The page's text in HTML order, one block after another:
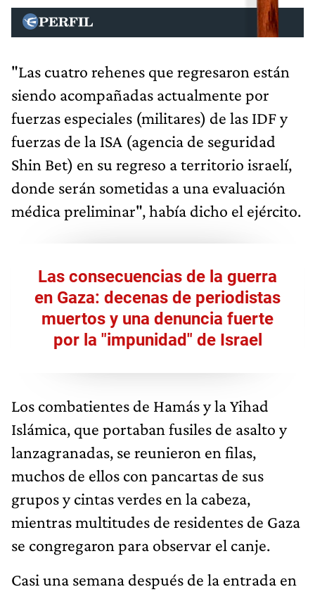
"Las cuatro rehenes que regresaron están
siendo acompañadas actualmente por
fuerzas especiales (militares) de las IDF y
fuerzas de la ISA (agencia de seguridad
Shin Bet) en su regreso a territorio israelí,
donde serán sometidas a una evaluación
médica preliminar", había dicho el ejército.
Las consecuencias de la guerra
en Gaza: decenas de periodistas
muertos y una denuncia fuerte
por la "impunidad" de Israel
Los combatientes de Hamás y la Yihad
Islámica, que portaban fusiles de asalto y
lanzagranadas, se reunieron en filas,
muchos de ellos con pancartas de sus
grupos y cintas verdes en la cabeza,
mientras multitudes de residentes de Gaza
se congregaron para observar el canje.
Casi una semana después de la entrada en